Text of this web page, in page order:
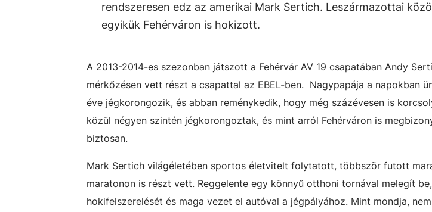
rendszeresen edz az amerikai Mark Sertich. Leszármazottai
egyikük Fehérváron is hokizott.
A 2013-2014-es szezonban játszott a Fehérvár AV 19 csapatában Andy
mérkőzésen vett részt a csapattal az EBEL-ben. Nagypapája a napokban
éve jégkorongozik, és abban reménykedik, hogy még százévesen is
közül négyen szintén jégkorongoztak, és mint arról Fehérváron is
biztosan.
Mark Sertich világéletében sportos életvitelt folytatott, többször futott
maratonon is részt vett. Reggelente egy könnyű otthoni tornával melegít
hokifelszerelését és maga vezet el autóval a jégpályához. Mint mondja,